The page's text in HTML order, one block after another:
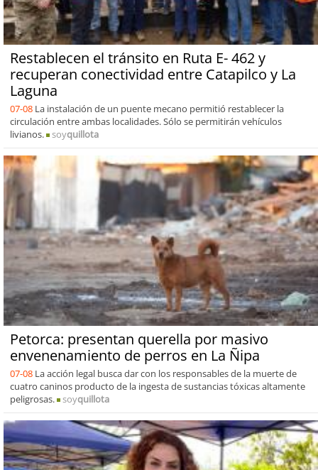
Restablecen el tránsito en Ruta E- 462 y
recuperan conectividad entre Catapilco y La
Laguna
07-08 La instalación de un puente mecano permitió restablecer la
circulación entre ambas localidades. Sólo se permitirán vehículos
livianos.
soyquillota
Petorca: presentan querella por masivo
envenenamiento de perros en La Ñipa
07-08 La acción legal busca dar con los responsables de la muerte de
cuatro caninos producto de la ingesta de sustancias tóxicas altamente
peligrosas.
soyquillota